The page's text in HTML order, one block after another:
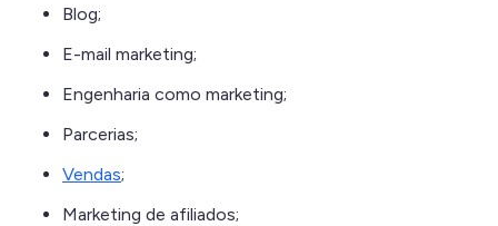
Blog;
E-mail marketing;
Engenharia como marketing;
Parcerias;
Vendas;
Marketing de afiliados;